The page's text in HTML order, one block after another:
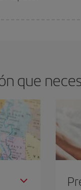
que